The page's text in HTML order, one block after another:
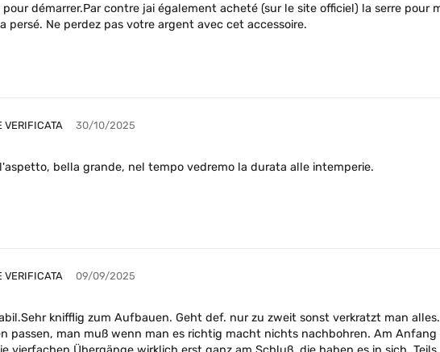
démarrer.Par contre jai également acheté (sur le site officiel) la serre pour
persé. Ne perdez pas votre argent avec cet accessoire.
VERIFICATA 30/10/2025
bella grande, nel tempo vedremo la durata alle intemperie.
VERIFICATA 09/09/2025
knifflig zum Aufbauen. Geht def. nur zu zweit sonst verkratzt man
passen, man muß wenn man es richtig macht nichts nachbohren. Am